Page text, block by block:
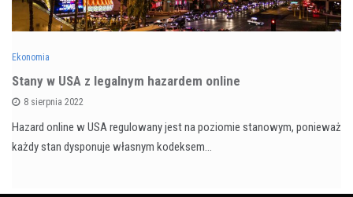
Ekonomia
Stany w USA z legalnym hazardem online
8 sierpnia 2022
Hazard online w USA regulowany jest na poziomie stanowym, ponieważ
każdy stan dysponuje własnym kodeksem…